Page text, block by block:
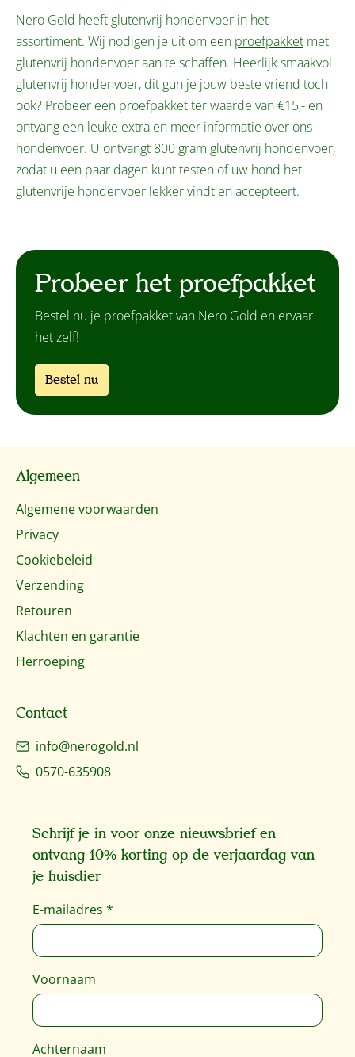
Nero Gold heeft glutenvrij hondenvoer in het
assortiment. Wij nodigen je uit om een proefpakket met
glutenvrij hondenvoer aan te schaffen. Heerlijk smaakvol
glutenvrij hondenvoer, dit gun je jouw beste vriend toch
ook? Probeer een proefpakket ter waarde van €15,- en
ontvang een leuke extra en meer informatie over ons
hondenvoer. U ontvangt 800 gram glutenvrij hondenvoer,
zodat u een paar dagen kunt testen of uw hond het
glutenvrije hondenvoer lekker vindt en accepteert.
Probeer het proefpakket
Bestel nu je proefpakket van Nero Gold en ervaar
het zelf!
Bestel nu
Algemeen
Algemene voorwaarden
Privacy
Cookiebeleid
Verzending
Retouren
Klachten en garantie
Herroeping
Contact
info@nerogold.nl
0570-635908
Schrijf je in voor onze nieuwsbrief en
ontvang 10% korting op de verjaardag van
je huisdier
E-mailadres *
Voornaam
Achternaam